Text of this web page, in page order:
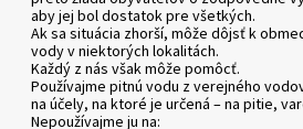
aby jej bol dostatok pre všetkých.
Ak sa situácia zhorší, môže dôjsť k
vody v niektorých lokalitách.
Každý z nás však môže pomôcť.
Používajme pitnú vodu z verejného
na účely, na ktoré je určená – na pitie,
Nepoužívajme ju na: